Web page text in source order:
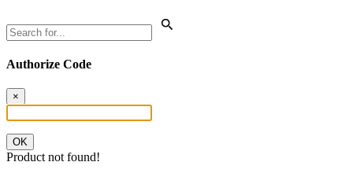
Authorize Code
×
OK
Product not found!